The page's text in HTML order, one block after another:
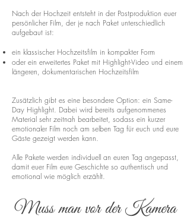
Nach der Hochzeit entsteht in der Postproduktion euer
persönlicher Film, der je nach Paket unterschiedlich
aufgebaut ist:
ein klassischer Hochzeitsfilm in kompakter Form
oder ein erweitertes Paket mit Highlight-Video und einem
längeren, dokumentarischen Hochzeitsfilm
Zusätzlich gibt es eine besondere Option: ein Same-
Day Highlight. Dabei wird bereits aufgenommenes
Material sehr zeitnah bearbeitet, sodass ein kurzer
emotionaler Film noch am selben Tag für euch und eure
Gäste gezeigt werden kann.
Alle Pakete werden individuell an euren Tag angepasst,
damit euer Film eure Geschichte so authentisch und
emotional wie möglich erzählt.
Muss man vor der Kamera